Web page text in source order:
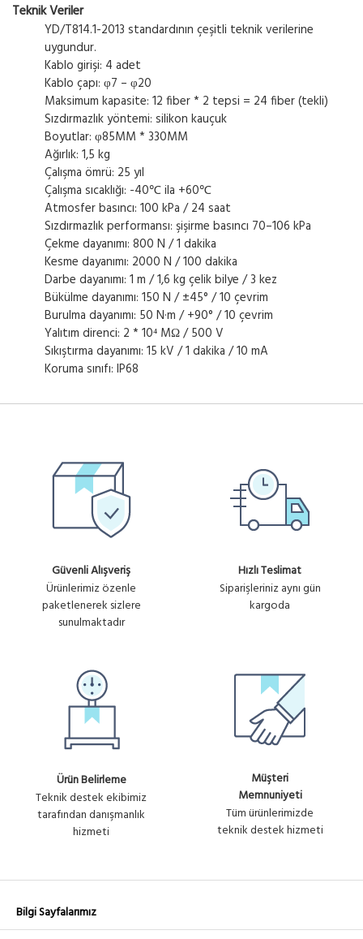
Teknik Veriler
YD/T814.1-2013 standardının çeşitli teknik verilerine
uygundur.
Kablo girişi: 4 adet
Kablo çapı: φ7 – φ20
Maksimum kapasite: 12 fiber * 2 tepsi = 24 fiber (tekli)
Sızdırmazlık yöntemi: silikon kauçuk
Boyutlar: φ85MM * 330MM
Ağırlık: 1,5 kg
Çalışma ömrü: 25 yıl
Çalışma sıcaklığı: -40℃ ila +60℃
Atmosfer basıncı: 100 kPa / 24 saat
Sızdırmazlık performansı: şişirme basıncı 70–106 kPa
Çekme dayanımı: 800 N / 1 dakika
Kesme dayanımı: 2000 N / 100 dakika
Darbe dayanımı: 1 m / 1,6 kg çelik bilye / 3 kez
Bükülme dayanımı: 150 N / ±45° / 10 çevrim
Burulma dayanımı: 50 N·m / +90° / 10 çevrim
Yalıtım direnci: 2 * 10⁴ MΩ / 500 V
Sıkıştırma dayanımı: 15 kV / 1 dakika / 10 mA
Koruma sınıfı: IP68
Güvenli Alışveriş
Ürünlerimiz özenle
paketlenerek sizlere
sunulmaktadır
Hızlı Teslimat
Siparişleriniz aynı gün
kargoda
Ürün Belirleme
Teknik destek ekibimiz
tarafından danışmanlık
hizmeti
Müşteri
Memnuniyeti
Tüm ürünlerimizde
teknik destek hizmeti
Bilgi Sayfalarımız